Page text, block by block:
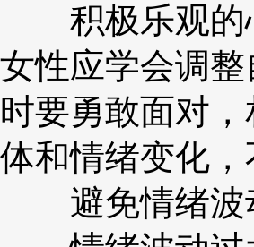
积极乐观的心
女性应学会调
时要勇敢面对
体和情绪变化
避免情绪波